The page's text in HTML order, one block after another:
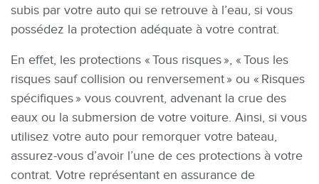
subis par votre auto qui se retrouve à l’eau, si vous
possédez la protection adéquate à votre contrat.
En effet, les protections « Tous risques », « Tous les
risques sauf collision ou renversement » ou « Risques
spécifiques » vous couvrent, advenant la crue des
eaux ou la submersion de votre voiture. Ainsi, si vous
utilisez votre auto pour remorquer votre bateau,
assurez-vous d’avoir l’une de ces protections à votre
contrat. Votre représentant en assurance de